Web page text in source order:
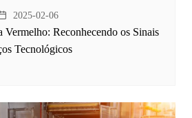
2025-02-06
Vermelho: Reconhecendo os Sinais
Tecnológicos